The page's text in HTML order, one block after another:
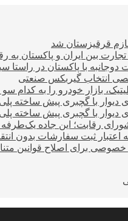
قرقیزستان شد
بین ایران و پاکستان به رقم ۱۰ میلیارد
دوجانبه با پاکستان در
انتخاب گیربکس صنعتی
بازار خودرو را به کدام
دیوار با گچبری پیش ساخته
دیوار با گچبری پیش ساخته
ثبت سفارشات بدون انتقال ارز تا
برای اصلاح قوانین